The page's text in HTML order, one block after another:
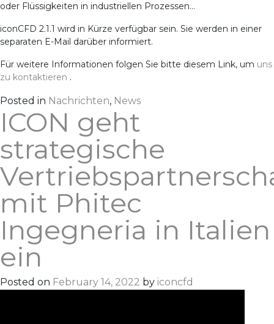
oder Flüssigkeiten in industriellen Prozessen…
iconCFD 2.1.1 wird in Kürze verfügbar sein. Sie werden in einer
separaten E-Mail darüber informiert.
Für weitere Informationen folgen Sie bitte diesem Link, um uns
zu kontaktieren .
Posted in Nachrichten, News
ICON geht
strategische
mit Phitec
Ingegneria in Italien
ein
Posted on February 14, 2022 by iconcfd